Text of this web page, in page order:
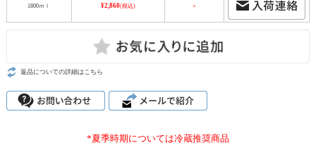
1800ｍｌ ¥2,860(税込) ×
返品についての詳細はこちら
*夏季時期については冷蔵推奨商品